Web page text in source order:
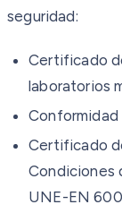
seguridad:
Certificado
laboratorios
Conformidad
Certificado
Condiciones
UNE-EN